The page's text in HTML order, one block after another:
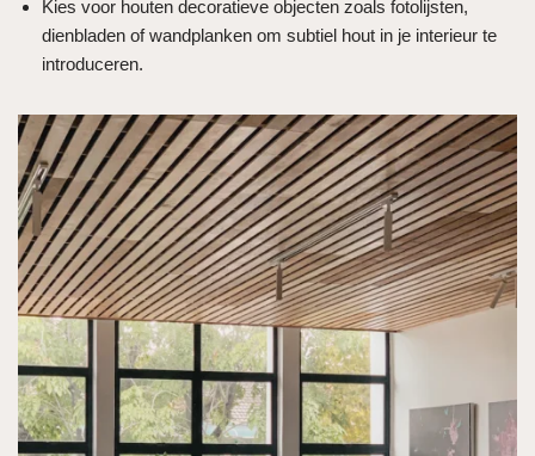
Kies voor houten decoratieve objecten zoals fotolijsten,
dienbladen of wandplanken om subtiel hout in je interieur te
introduceren.